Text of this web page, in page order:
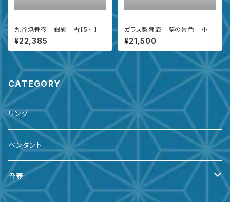
九谷焼骨壺 銀彩 雪【5寸】
¥22,385
ガラス製骨壷 夢の景色 小
¥21,500
CATEGORY
リング
ペンダント
骨壺